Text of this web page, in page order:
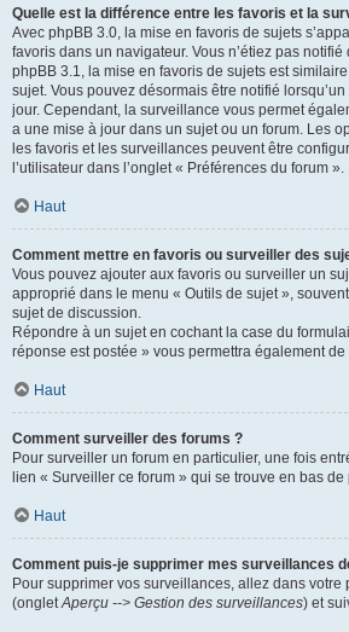
Quelle est la différence entre les favoris et la
Avec phpBB 3.0, la mise en favoris de sujets
favoris dans un navigateur. Vous n’étiez pas
phpBB 3.1, la mise en favoris de sujets est
sujet. Vous pouvez désormais être notifié
jour. Cependant, la surveillance vous permet
a une mise à jour dans un sujet ou un forum. Les
les favoris et les surveillances peuvent être
l’utilisateur dans l’onglet « Préférences du forum ».
Haut
Comment mettre en favoris ou surveiller des
Vous pouvez ajouter aux favoris ou surveiller un
approprié dans le menu « Outils de sujet »,
sujet de discussion.
Répondre à un sujet en cochant la case du
réponse est postée » vous permettra également
Haut
Comment surveiller des forums ?
Pour surveiller un forum en particulier, une fois
lien « Surveiller ce forum » qui se trouve en bas de
Haut
Comment puis-je supprimer mes surveillances
Pour supprimer vos surveillances, allez dans votre
(ongletAperçu --> Gestion des surveillances) et